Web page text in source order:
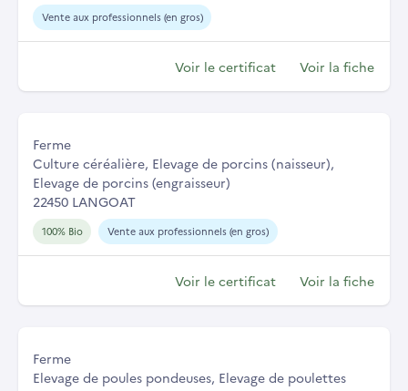
Vente aux professionnels (en gros)
Voir le certificat Voir la fiche
Ferme
Culture céréalière, Elevage de porcins (naisseur),
Elevage de porcins (engraisseur)
22450 LANGOAT
100% Bio Vente aux professionnels (en gros)
Voir le certificat Voir la fiche
Ferme
Elevage de poules pondeuses, Elevage de poulettes